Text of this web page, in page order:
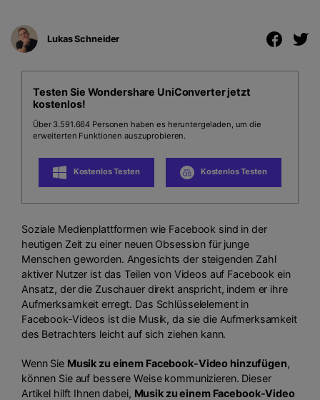
Lukas Schneider
Testen Sie Wondershare UniConverter jetzt
kostenlos!
Über 3.591.664 Personen haben es heruntergeladen, um die
erweiterten Funktionen auszuprobieren.
Kostenlos Testen Kostenlos Testen
Soziale Medienplattformen wie Facebook sind in der
heutigen Zeit zu einer neuen Obsession für junge
Menschen geworden. Angesichts der steigenden Zahl
aktiver Nutzer ist das Teilen von Videos auf Facebook ein
Ansatz, der die Zuschauer direkt anspricht, indem er ihre
Aufmerksamkeit erregt. Das Schlüsselelement in
Facebook-Videos ist die Musik, da sie die Aufmerksamkeit
des Betrachters leicht auf sich ziehen kann.
Wenn Sie Musik zu einem Facebook-Video hinzufügen,
können Sie auf bessere Weise kommunizieren. Dieser
Artikel hilft Ihnen dabei, Musik zu einem Facebook-Video